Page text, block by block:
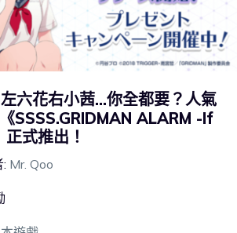
左六花右小茜…你全都要？人氣
SSSS.GRIDMAN ALARM -If
式推出！
Mr. Qoo